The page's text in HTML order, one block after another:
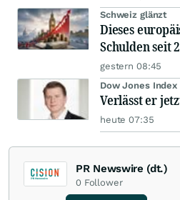
Schweiz glänzt
Dieses
Schulden seit
gestern 08:45
Dow Jones Index
Verlässt er
heute 07:35
PR Newswire (dt.)
0 Follower